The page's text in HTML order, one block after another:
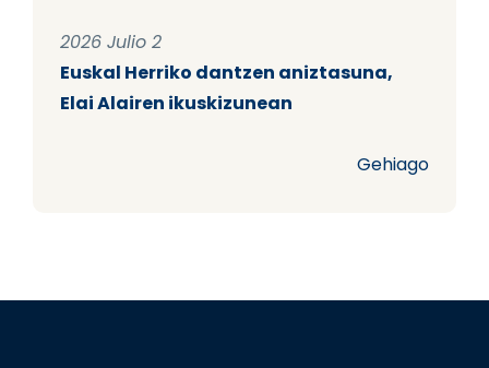
2026 Julio 2
Euskal Herriko dantzen aniztasuna,
Elai Alairen ikuskizunean
Gehiago